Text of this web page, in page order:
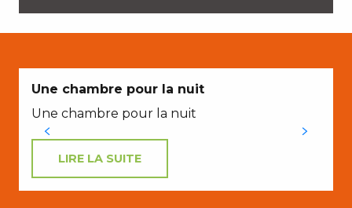
Une chambre pour la nuit
Une chambre pour la nuit
LIRE LA SUITE